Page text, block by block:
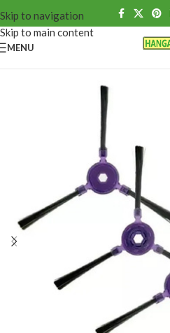
Skip to navigation
Skip to main content
MENU